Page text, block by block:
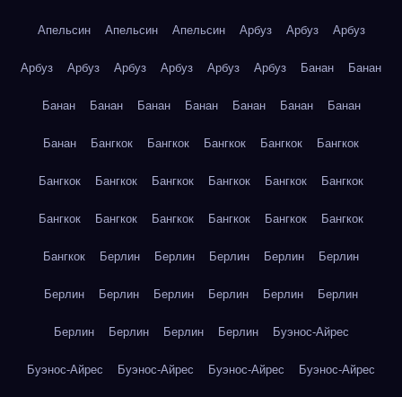
Апельсин Апельсин Апельсин Арбуз Арбуз Арбуз
Арбуз Арбуз Арбуз Арбуз Арбуз Арбуз Банан Банан
Банан Банан Банан Банан Банан Банан Банан
Банан Бангкок Бангкок Бангкок Бангкок Бангкок
Бангкок Бангкок Бангкок Бангкок Бангкок Бангкок
Бангкок Бангкок Бангкок Бангкок Бангкок Бангкок
Бангкок Берлин Берлин Берлин Берлин Берлин
Берлин Берлин Берлин Берлин Берлин Берлин
Берлин Берлин Берлин Берлин Буэнос-Айрес
Буэнос-Айрес Буэнос-Айрес Буэнос-Айрес Буэнос-Айрес